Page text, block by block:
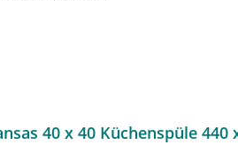
40 x 40 Küchenspüle 440